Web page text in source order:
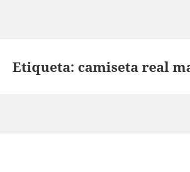
Etiqueta: camiseta real